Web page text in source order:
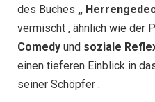
des Buches „
vermischt , ähnlich wie der
Comedy und soziale
einen tieferen Einblick in
seiner Schöpfer .